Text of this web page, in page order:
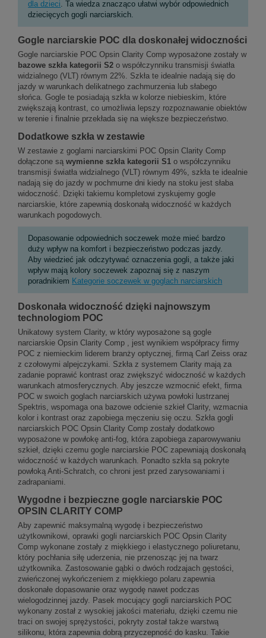
dla dzieci . Ta wiedza znacząco ułatwi wybór odpowiednich
dziecięcych gogli narciarskich.
Gogle narciarskie POC dla doskonałej widoczności
Gogle narciarskie POC Opsin Clarity Comp wyposażone zostały w
bazowe szkła kategorii S2 o współczynniku transmisji światła
widzialnego (VLT) równym 22%. Szkła te idealnie nadają się do
jazdy w warunkach delikatnego zachmurzenia lub słabego
słońca. Gogle te posiadają szkła w kolorze niebieskim, które
zwiększają kontrast, co umożliwia lepszy rozpoznawanie obiektów
w terenie i finalnie przekłada się na większe bezpieczeństwo.
Dodatkowe szkła w zestawie
W zestawie z goglami narciarskimi POC Opsin Clarity Comp
dołączone są wymienne szkła kategorii S1 o współczynniku
transmisji światła widzialnego (VLT) równym 49%, szkła te idealnie
nadają się do jazdy w pochmurne dni kiedy na stoku jest słaba
widoczność. Dzięki takiemu kompletowi zyskujemy gogle
narciarskie, które zapewnią doskonałą widoczność w każdych
warunkach pogodowych.
Dopasowanie odpowiednich soczewek może mieć bardzo
duży wpływ na komfort i bezpieczeństwo podczas jazdy.
Aby wiedzieć jak odczytywać oznaczenia gogli, a także jaki
wpływ mają kolory soczewek zapoznaj się z naszym
poradnikiem Kategorie soczewek w goglach narciarskich
Doskonała widoczność dzięki najnowszym
technologiom POC
Unikatowy system Clarity, w który wyposażone są gogle
narciarskie Opsin Clarity Comp , jest wynikiem współpracy firmy
POC z niemieckim liderem branży optycznej, firmą Carl Zeiss oraz
z czołowymi alpejczykami. Szkła z systemem Clarity mają za
zadanie poprawić kontrast oraz zwiększyć widoczność w każdych
warunkach atmosferycznych. Aby jeszcze wzmocnić efekt, firma
POC w swoich goglach narciarskich używa powłoki lustrzanej
Spektris, wspomaga ona bazowe odcienie szkieł Clarity, wzmacnia
kolor i kontrast oraz zapobiega męczeniu się oczu. Szkła gogli
narciarskich POC Opsin Clarity Comp zostały dodatkowo
wyposażone w powłokę anti-fog, która zapobiega zaparowywaniu
szkieł, dzięki czemu gogle narciarskie POC zapewniają doskonałą
widoczność w każdych warunkach. Ponadto szkła są pokryte
powłoką Anti-Schratch, co chroni jest przed zarysowaniami i
zadrapaniami.
Wygodne i bezpieczne gogle narciarskie POC
OPSIN CLARITY COMP
Aby zapewnić maksymalną wygodę i bezpieczeństwo
użytkownikowi, oprawki gogli narciarskich POC Opsin Clarity
Comp wykonane zostały z miękkiego i elastycznego poliuretanu,
który pochłania siłę uderzenia, nie przenosząc jej na twarz
użytkownika. Zastosowanie gąbki o dwóch rodzajach gęstości,
zwieńczonej wykończeniem z miękkiego polaru zapewnia
doskonałe dopasowanie oraz wygodę nawet podczas
wielogodzinnej jazdy. Pasek mocujący gogli narciarskich POC
wykonany został z wysokiej jakości materiału, dzięki czemu nie
traci on swojej sprężystości, pokryty został także warstwą
silikonu, która zapewnia dobrą przyczepność do kasku. Takie